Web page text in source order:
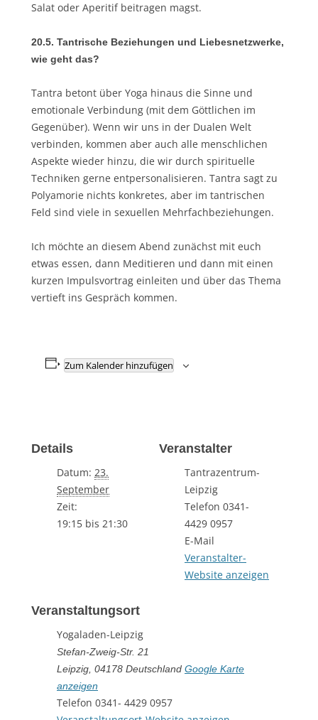
Salat oder Aperitif beitragen magst.
20.5. Tantrische Beziehungen und Liebesnetzwerke,
wie geht das?
Tantra betont über Yoga hinaus die Sinne und
emotionale Verbindung (mit dem Göttlichen im
Gegenüber). Wenn wir uns in der Dualen Welt
verbinden, kommen aber auch alle menschlichen
Aspekte wieder hinzu, die wir durch spirituelle
Techniken gerne entpersonalisieren. Tantra sagt zu
Polyamorie nichts konkretes, aber im tantrischen
Feld sind viele in sexuellen Mehrfachbeziehungen.
Ich möchte an diesem Abend zunächst mit euch
etwas essen, dann Meditieren und dann mit einen
kurzen Impulsvortrag einleiten und über das Thema
vertieft ins Gespräch kommen.
Zum Kalender hinzufügen
Details
Datum: 23.
September
Zeit:
19:15 bis 21:30
Veranstaltungsort
Yogaladen-Leipzig
Stefan-Zweig-Str. 21
Leipzig 04178 Deutschland Google Karte
anzeigen
Telefon 0341- 4429 0957
Veranstalter
Tantrazentrum-
Leipzig
Telefon 0341-
4429 0957
E-Mail
Veranstalter-
Website anzeigen